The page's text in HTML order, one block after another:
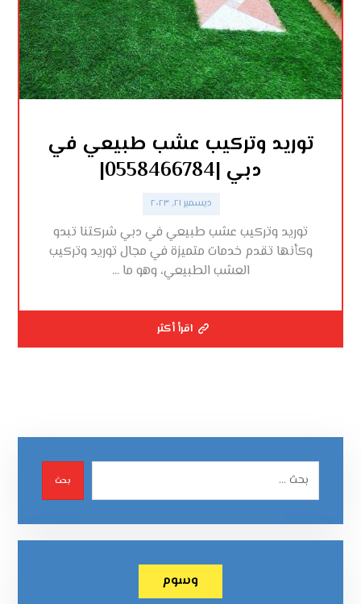
توريد وتركيب عشب طبيعي في
دبي |0558466784|
ديسمبر ٢١, ٢٠٢٣
توريد وتركيب عشب طبيعي في دبي شركتنا تبدو
وكأنها تقدم خدمات متميزة في مجال توريد وتركيب
العشب الطبيعي، وهو ما ...
اقرأ أكثر
بحث
وسوم